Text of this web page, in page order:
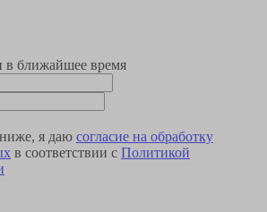
ближайшее время
я даю согласие на обработку
в соответствии с Политикой